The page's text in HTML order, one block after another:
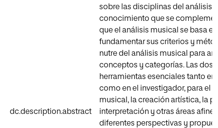
dc.description.abstract
sobre las disciplinas del análisis
conocimiento que se
que el análisis musical se basa
fundamentar sus criterios y
nutre del análisis musical para
conceptos y categorías. Las dos
herramientas esenciales tanto
como en el investigador, para el
musical, la creación artística, la
interpretación y otras áreas
diferentes perspectivas y